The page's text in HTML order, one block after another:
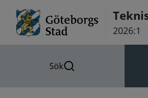
2026:1
Sök